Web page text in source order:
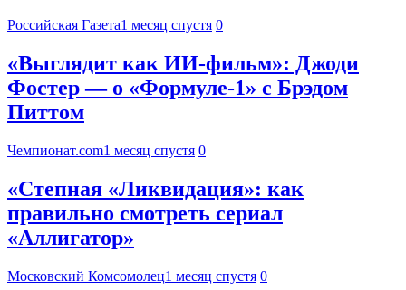
Российская Газета1 месяц спустя 0
«Выглядит как ИИ-фильм»: Джоди
Фостер — о «Формуле-1» с Брэдом
Питтом
Чемпионат.com1 месяц спустя 0
«Степная «Ликвидация»: как
правильно смотреть сериал
«Аллигатор»
Московский Комсомолец1 месяц спустя 0